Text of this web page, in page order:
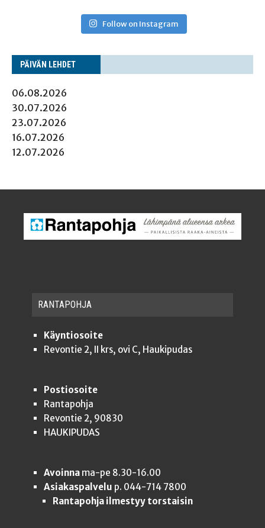
Follow on Instagram
PÄI­VÄN LEHDET
06.08.2026
30.07.2026
23.07.2026
16.07.2026
12.07.2026
RAN­TA­POH­JA
Käyntiosoite
Revontie 2, II krs, ovi C, Haukipudas
Postiosoite
Rantapohja
Revontie 2, 90830
HAUKIPUDAS
Avoinnama-pe 8.30-16.00
Asiakaspalvelu p. 044-714 7800
Rantapohja ilmestyy torstaisin